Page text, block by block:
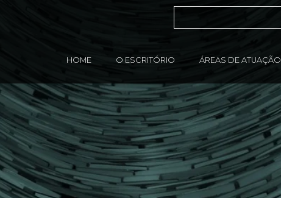
HOME O ESCRITÓRIO ÁREAS DE ATUAÇÃO